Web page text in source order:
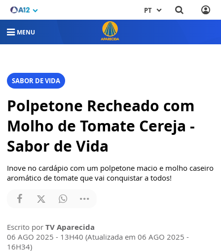
PT
MENU
SABOR DE VIDA
Polpetone Recheado com
Molho de Tomate Cereja -
Sabor de Vida
Inove no cardápio com um polpetone macio e molho caseiro
aromático de tomate que vai conquistar a todos!
Escrito por TV Aparecida
06 AGO 2025 - 13H40 (Atualizada em 06 AGO 2025 -
16H34)